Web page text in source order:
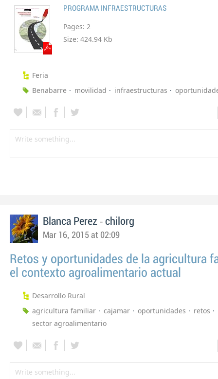
PROGRAMA INFRAESTRUCTURAS
Pages: 2
Size: 424.94 Kb
Feria
Benabarre
movilidad infraestructuras
Blanca Perez - chilorg
Mar 16, 2015 at 02:09
Retos y oportunidades de la agricultura
el contexto agroalimentario actual
Desarrollo Rural
agricultura familiar
cajamar oportunidades
retos
sector agroalimentario